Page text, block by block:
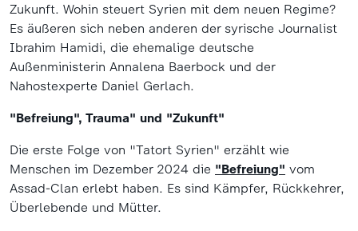
Zukunft. Wohin steuert Syrien mit dem neuen Regime?
Es äußeren sich neben anderen der syrische Journalist
Ibrahim Hamidi, die ehemalige deutsche
Außenministerin Annalena Baerbock und der
Nahostexperte Daniel Gerlach.
"Befreiung", Trauma" und "Zukunft"
Die erste Folge von "Tatort Syrien" erzählt wie
Menschen im Dezember 2024 die "Befreiung" vom
Assad-Clan erlebt haben. Es sind Kämpfer, Rückkehrer,
Überlebende und Mütter.